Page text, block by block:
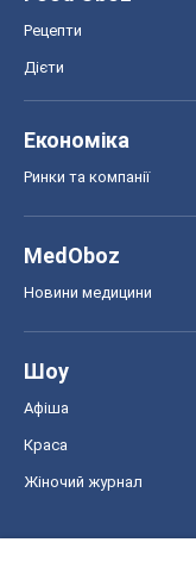
Рецепти
Дієти
Економіка
Ринки та компанії
MedOboz
Новини медицини
Шоу
Афіша
Краса
Жіночий журнал